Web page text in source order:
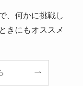
、何かに挑戦し
きにもオススメ